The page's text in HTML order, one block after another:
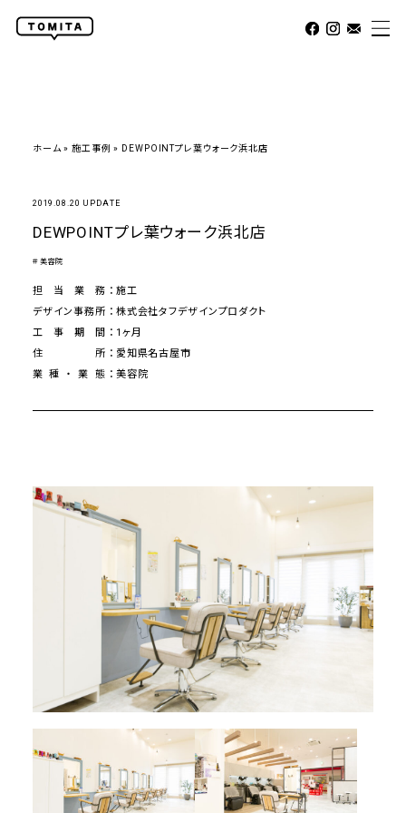
ホーム »施工事例 » DEWPOINTプレ葉ウォーク浜北店
2019.08.20 UPDATE
DEWPOINTプレ葉ウォーク浜北店
＃美容院
担当業務
施工
デザイン事務所
株式会社タフデザインプロダクト
工事期間
1ヶ月
住所
愛知県名古屋市
業種・業態
美容院